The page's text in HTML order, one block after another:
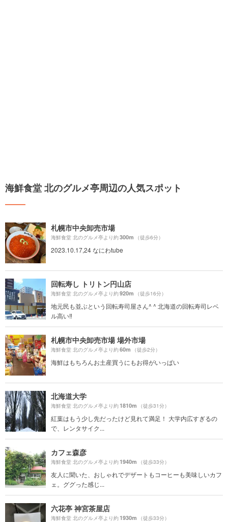
海鮮食堂 北のグルメ亭周辺の人気スポット
札幌市中央卸売市場
海鮮食堂 北のグルメ亭より約300m （徒歩6分）
2023.10.17,24 なにわtube
回転寿し トリトン円山店
海鮮食堂 北のグルメ亭より約920m （徒歩16分）
地元民も並ぶという回転寿司屋さん^ ^ 北海道の回転寿司レベ
ル高い‼️
札幌市中央卸売市場 場外市場
海鮮食堂 北のグルメ亭より約60m （徒歩2分）
海鮮はもちろんお土産買うにもお得がいっぱい
北海道大学
海鮮食堂 北のグルメ亭より約1810m （徒歩31分）
紅葉はもう少し先だったけど見れて満足！ 大学内広すぎるの
で、レンタサイク...
カフェ森彦
海鮮食堂 北のグルメ亭より約1940m （徒歩33分）
友人に聞いた、おしゃれでデザートもコーヒーも美味しいカフ
ェ。ググった感じ...
六花亭 神宮茶屋店
海鮮食堂 北のグルメ亭より約1930m （徒歩33分）